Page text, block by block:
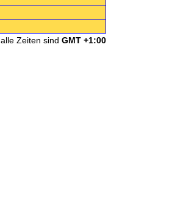
alle Zeiten sind GMT +1:00